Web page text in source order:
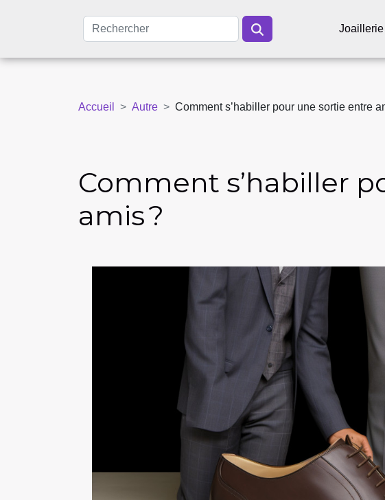
Joaillerie
Accueil Autre Comment s’habiller pour une sortie entre
Comment s’habiller
amis ?